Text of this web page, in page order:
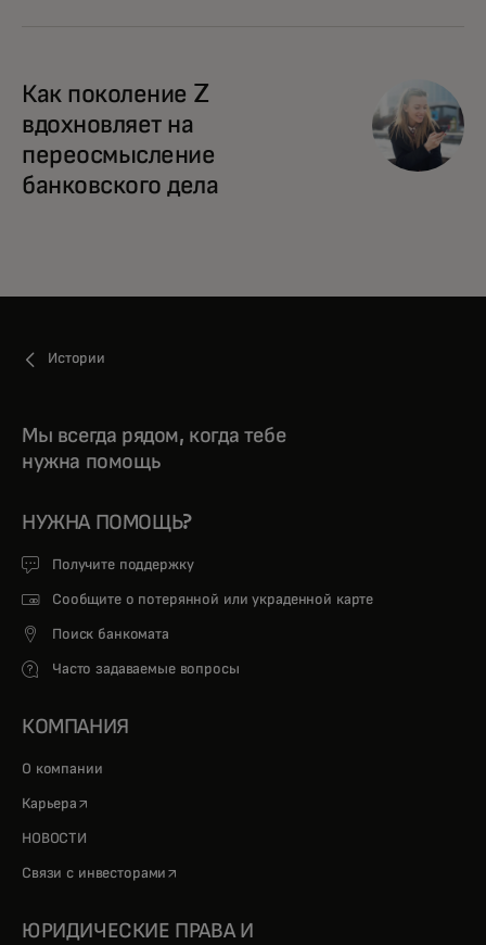
Как поколение Z
вдохновляет на
переосмысление
банковского дела
opens in a new tab
Истории
Мы всегда рядом, когда тебе
нужна помощь
НУЖНА ПОМОЩЬ?
Получите поддержку
Сообщите о потерянной или украденной карте
Поиск банкомата
Часто задаваемые вопросы
КОМПАНИЯ
О компании
Карьера opens in a new tab
НОВОСТИ
Связи с инвесторами opens in a new tab
ЮРИДИЧЕСКИЕ ПРАВА И